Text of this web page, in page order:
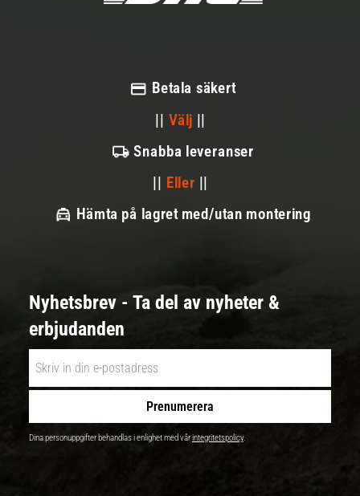
Betala säkert
|| Välj ||
Snabba leveranser
|| Eller ||
Hämta på lagret med/utan montering
Nyhetsbrev - Ta del av nyheter &
erbjudanden
Prenumerera
Dina personuppgifter behandlas i enlighet med vårintegritetspolicy.